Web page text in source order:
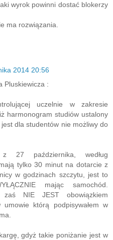
wyrok powinni dostać blokerzy
ma rozwiązania.
2014 20:56
Pluskiewicza :
uczelnie w zakresie
harmonogram studiów ustalony
dla studentów nie możliwy do
27 października, według
tylko 30 minut na dotarcie z
w godzinach szczytu, jest to
mając samochód.
zaś NIE JEST obowiązkiem
którą podpisywałem w
gdyż takie poniżanie jest w